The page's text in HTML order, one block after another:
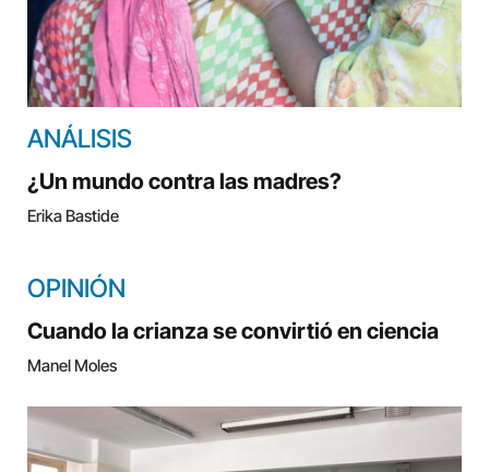
ANÁLISIS
¿Un mundo contra las madres?
Erika Bastide
OPINIÓN
Cuando la crianza se convirtió en ciencia
Manel Moles